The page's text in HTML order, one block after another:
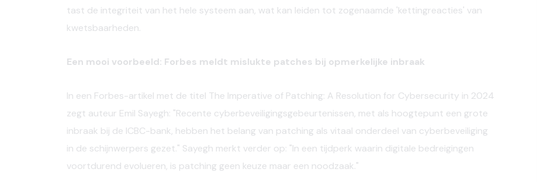
tast de integriteit van het hele systeem aan, wat kan leiden tot zogenaamde 'kettingreacties' van
kwetsbaarheden.
Een mooi voorbeeld: Forbes meldt mislukte patches bij opmerkelijke inbraak
In een Forbes-artikel met de titel The Imperative of Patching: A Resolution for Cybersecurity in 2024
zegt auteur Emil Sayegh: "Recente cyberbeveiligingsgebeurtenissen, met als hoogtepunt een grote
inbraak bij de ICBC-bank, hebben het belang van patching als vitaal onderdeel van cyberbeveiliging
in de schijnwerpers gezet." Sayegh merkt verder op: "In een tijdperk waarin digitale bedreigingen
voortdurend evolueren, is patching geen keuze maar een noodzaak."